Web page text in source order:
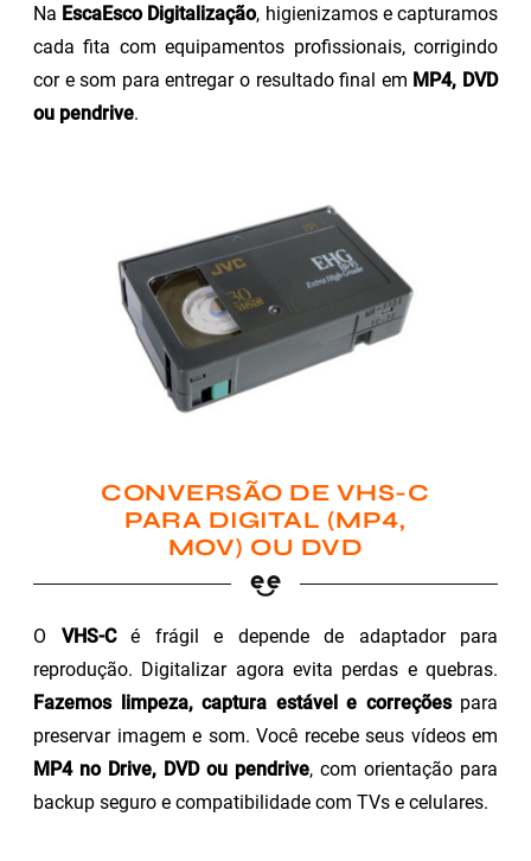
Na EscaEsco Digitalização, higienizamos e capturamos
cada fita com equipamentos profissionais, corrigindo
cor e som para entregar o resultado final em MP4, DVD
ou pendrive.
CONVERSÃO DE VHS-C
PARA DIGITAL (MP4,
MOV) OU DVD
O VHS-Cé frágil e depende de adaptador para
reprodução. Digitalizar agora evita perdas e quebras.
Fazemos limpeza, captura estável e correçõespara
preservar imagem e som. Você recebe seus vídeos em
MP4 no Drive, DVD ou pendrive, com orientação para
backup seguro e compatibilidade com TVs e celulares.